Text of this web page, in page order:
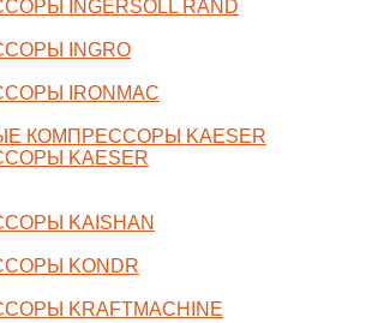
INGERSOLL RAND
INGRO
IRONMAC
КОМПРЕССОРЫ KAESER
KAESER
KAISHAN
KONDR
KRAFTMACHINE